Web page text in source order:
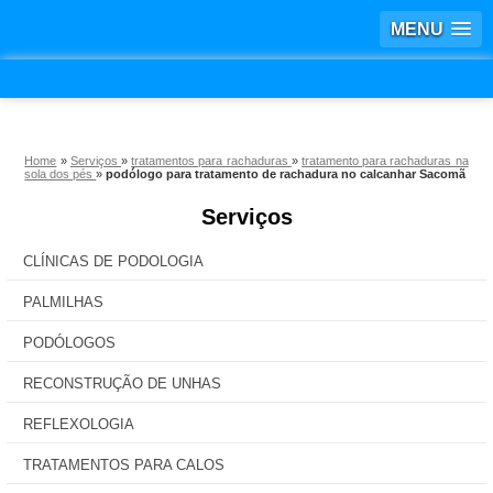
MENU
Home » Serviços »tratamentos para rachaduras »tratamento para rachaduras na
sola dos pés»podólogo para tratamento de rachadura no calcanhar Sacomã
Serviços
CLÍNICAS DE PODOLOGIA
PALMILHAS
PODÓLOGOS
RECONSTRUÇÃO DE UNHAS
REFLEXOLOGIA
TRATAMENTOS PARA CALOS